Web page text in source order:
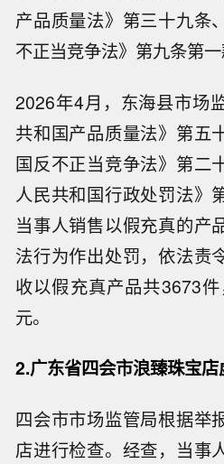
产品质量法》第三十九条
不正当竞争法》第九条第一
2026年4月，东海县市场
共和国产品质量法》第五
国反不正当竞争法》第二
人民共和国行政处罚法》
当事人销售以假充真的产
法行为作出处罚，依法责
收以假充真产品共3673
元。
2.广东省四会市浪臻珠宝
四会市市场监管局根据举
店进行检查。经查，当事